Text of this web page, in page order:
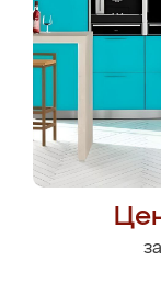
за